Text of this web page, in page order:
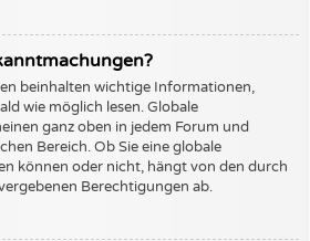
beinhalten wichtige Informationen,
wie möglich lesen. Globale
ganz oben in jedem Forum und
Bereich. Ob Sie eine globale
können oder nicht, hängt von den durch
Berechtigungen ab.